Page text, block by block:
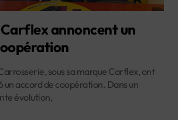
annoncent un
sous sa marque Carflex, ont
un accord de coopération. Dans un
évolution,